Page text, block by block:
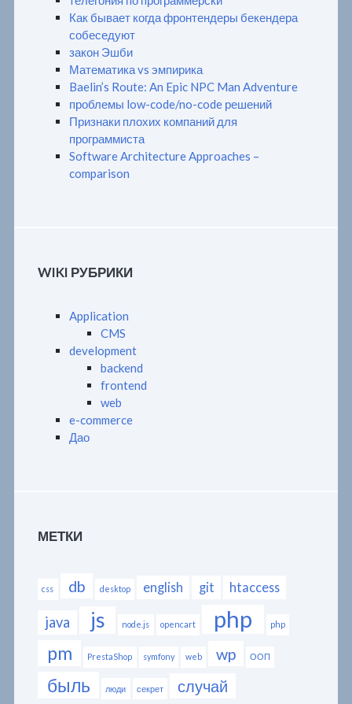
Как бывает когда фронтендеры бекендера
собеседуют
закон Эшби
Математика vs эмпирика
Baelin’s Route: An Epic NPC Man Adventure
проблемы low-code/no-code решений
Признаки плохих компаний для
программиста
Software Architecture Approaches –
comparison
WIKI РУБРИКИ
Application
CMS
development
backend
frontend
web
e-commerce
Дао
МЕТКИ
css db desktop english git htaccess
java js node.js opencart php php
pm PrestaShop symfony web wp ООП
быль люди секрет случай